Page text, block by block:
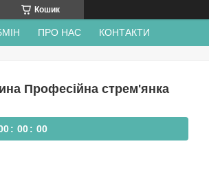
Кошик
ПРО НАС КОНТАКТИ
Професійна стрем'янка
0 00 00